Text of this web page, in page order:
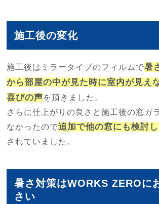
施工後の変化
施工後はミラータイプのフィルムで暑
から部屋の中が見た時に室内が見え
喜びの声を頂きました。
さらに仕上がりの良さと施工後の窓ガ
なかったので追加で他の窓にも検討
されていました。
暑さ対策はWORKS ZEROに
さい